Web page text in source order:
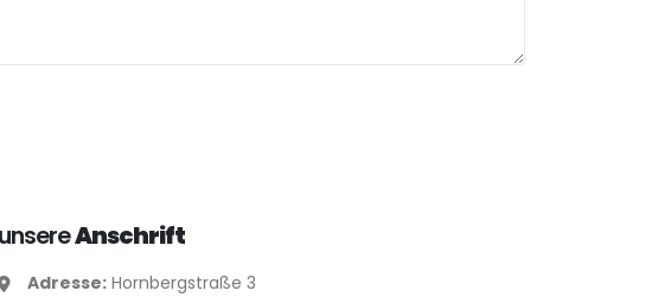
unsereAnschrift
Adresse: Hornbergstraße 3